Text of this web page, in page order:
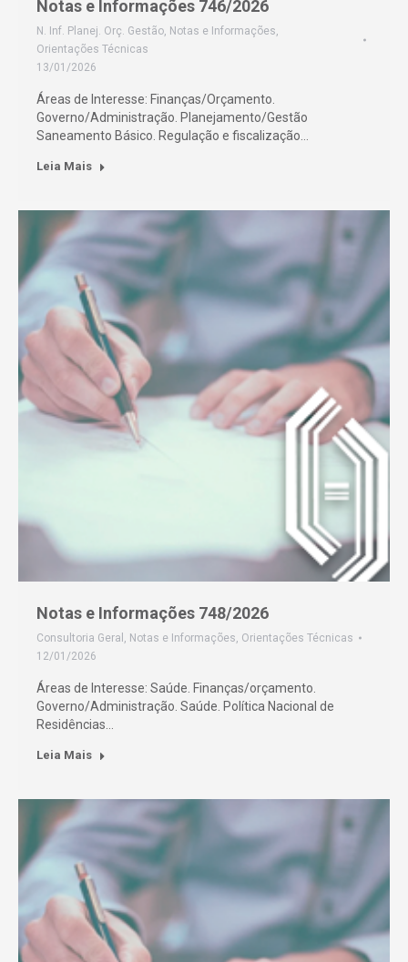
Notas e Informações 746/2026
N. Inf. Planej. Orç. Gestão, Notas e Informações,
Orientações Técnicas
13/01/2026
Áreas de Interesse: Finanças/Orçamento.
Governo/Administração. Planejamento/Gestão
Saneamento Básico. Regulação e fiscalização…
Leia Mais
Notas e Informações 748/2026
Consultoria Geral , Notas e Informações, Orientações Técnicas
12/01/2026
Áreas de Interesse: Saúde. Finanças/orçamento.
Governo/Administração. Saúde. Política Nacional de
Residências…
Leia Mais